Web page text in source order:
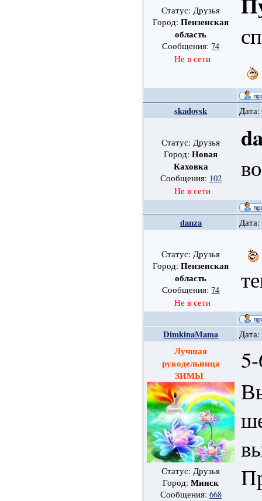
Статус: Друзья
Город:Пензенская
область
Сообщения:74
Не в сети
skadovsk Дата:
Статус: Друзья
Город:Новая
Каховка
Сообщения: 102
Не в сети
danza Дата:
Статус: Друзья
Город:Пензенская
область
Сообщения:74
Не в сети
DimkinaMama
Лучшая
рукодельница
ЗИМЫ
Статус: Друзья
Город:Минск
Сообщения: 668